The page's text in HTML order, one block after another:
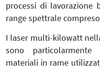
processi di lavorazione
range spettrale
I laser multi-kilowatt
sono
materiali in rame